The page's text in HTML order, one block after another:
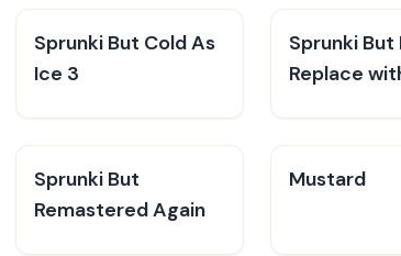
Sprunki But Cold As
Ice 3
Sprunki But
Replace
Sprunki But
Remastered Again
Mustard